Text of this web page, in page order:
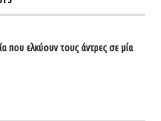
που ελκύουν τους άντρες σε μία